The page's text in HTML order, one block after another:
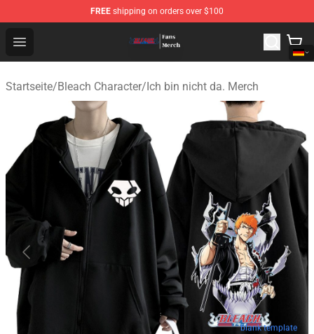
FREE shipping on orders over $100
Open menu
Bleach Store - Official Bleach Merchandise Shop
Startseite/Bleach Character/Ich bin nicht da. Merch
blank template